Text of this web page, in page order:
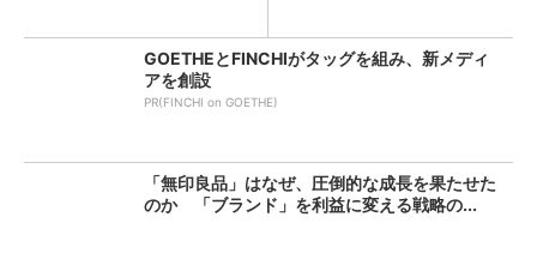
GOETHEとFINCHIがタッグを組み、新メディ
アを創設
PR(FINCHI on GOETHE)
「無印良品」はなぜ、圧倒的な成長を果たせた
のか 「ブランド」を利益に変える戦略の...